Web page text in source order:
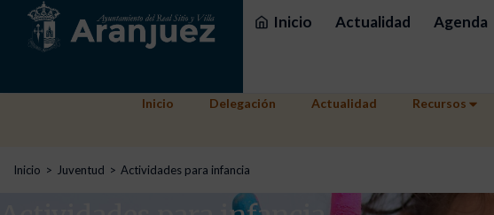
Inicio Actualidad Agenda
Inicio Delegación Actualidad Recursos
Estás aquí:
Inicio Juventud Actividades para infancia